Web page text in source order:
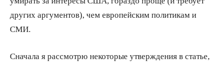
других аргументов), чем европейским политикам и
СМИ.
Сначала я рассмотрю некоторые утверждения в статье,